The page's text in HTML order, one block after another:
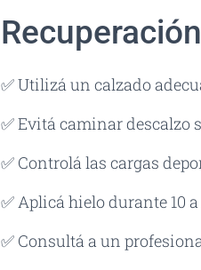
Recuperación
✅ Utilizá un calzado
✅ Evitá caminar descalzo
✅ Controlá las cargas
✅ Aplicá hielo durante 10
✅ Consultá a un